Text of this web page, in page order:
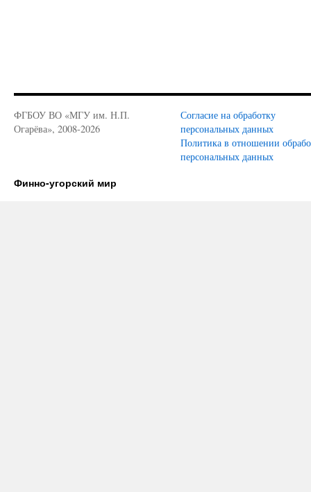
ФГБОУ ВО «МГУ им. Н.П.
Огарёва», 2008-2026
Согласие на обработку
персональных данных
Политика в отношении
персональных данных
Финно-угорский мир